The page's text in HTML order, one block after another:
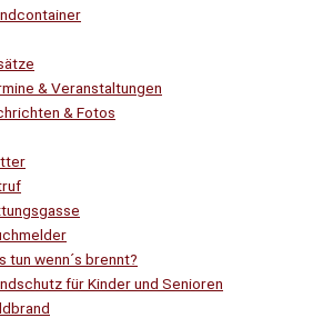
& Veranstaltungen
& Fotos
tun wenn´s brennt?
für Kinder und Senioren